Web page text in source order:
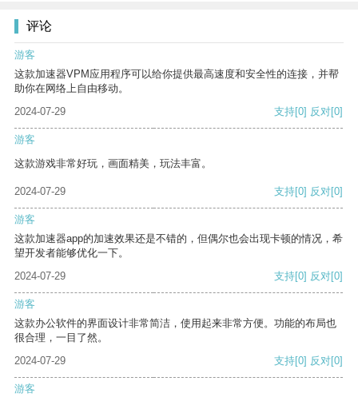
评论
游客
这款加速器VPM应用程序可以给你提供最高速度和安全性的连接，并帮
助你在网络上自由移动。
2024-07-29
支持[0] 反对[0]
游客
这款游戏非常好玩，画面精美，玩法丰富。
2024-07-29 支持[0] 反对[0]
游客
这款加速器app的加速效果还是不错的，但偶尔也会出现卡顿的情况，希
望开发者能够优化一下。
2024-07-29
支持[0] 反对[0]
游客
这款办公软件的界面设计非常简洁，使用起来非常方便。功能的布局也
很合理，一目了然。
2024-07-29
支持[0] 反对[0]
游客